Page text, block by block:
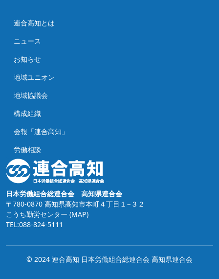
連合高知とは
ニュース
お知らせ
地域ユニオン
地域協議会
構成組織
会報「連合高知」
労働相談
日本労働組合総連合会 高知県連合会
〒780-0870 高知県高知市本町４丁目１−３２
こうち勤労センター (MAP)
TEL:088-824-5111
© 2024 連合高知 日本労働組合総連合会 高知県連合会